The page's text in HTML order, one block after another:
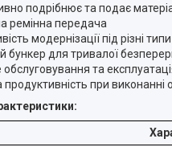
води
подрібнює та подає
ремінна передача
модернізації під різні
бункер для тривалої
обслуговування та
продуктивність при